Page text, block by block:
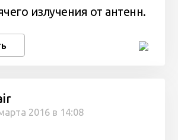
излучения от антенн.
2016 в 14:08